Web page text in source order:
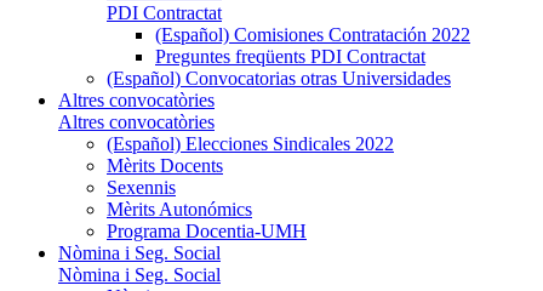
PDI Contractat
(Español) Comisiones Contratación 2022
Preguntes freqüents PDI Contractat
(Español) Convocatorias otras Universidades
Altres convocatòries
Altres convocatòries
(Español) Elecciones Sindicales 2022
Mèrits Docents
Sexennis
Mèrits Autonómics
Programa Docentia-UMH
Nòmina i Seg. Social
Nòmina i Seg. Social